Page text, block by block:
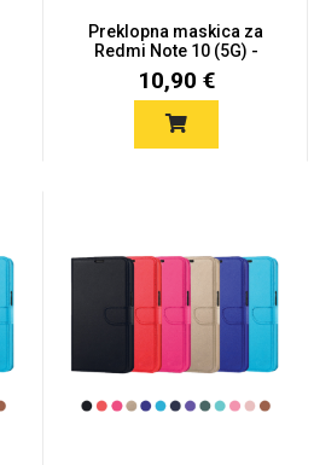
Preklopna maskica za
Redmi Note 10 (5G) -
Više...
10,90 €